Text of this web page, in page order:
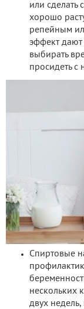
или сделать
хорошо
репейным
эффект дают
выбирать
просидеть с
Спиртовые
нескольких
двух